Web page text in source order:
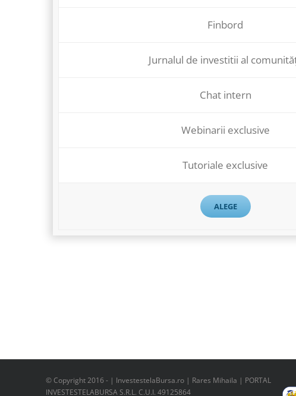
Finbord
Jurnalul de investitii al
Chat intern
Webinarii exclusive
Tutoriale exclusive
ALEGE
© Copyright 2016 - | InvestestelaBursa.ro | Rares Mihaila | PORTAL
INVESTESTELABURSA S.R.L. C.U.I. 49125864